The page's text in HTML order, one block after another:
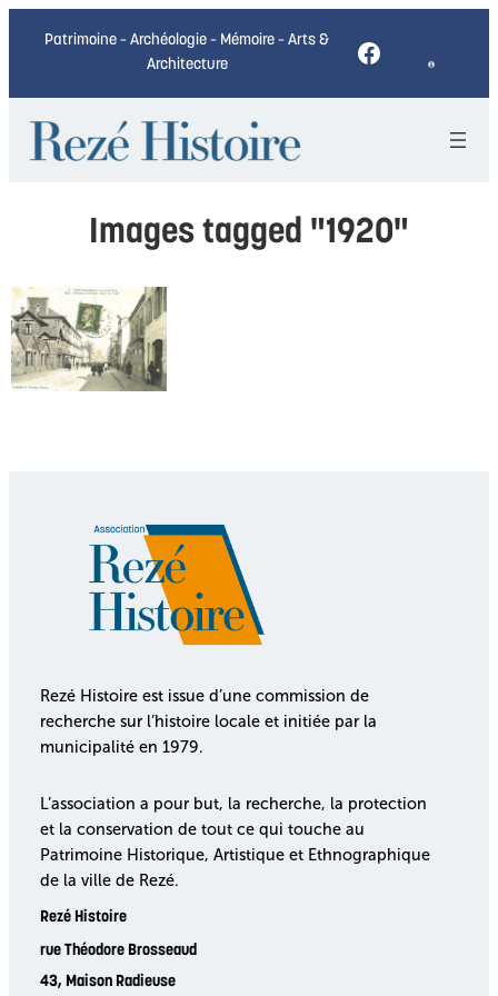
Patrimoine – Archéologie – Mémoire – Arts &
Architecture
Facebook
Images tagged "1920"
Rezé Histoire est issue d’une commission de
recherche sur l’histoire locale et initiée par la
municipalité en 1979.
L’association a pour but, la recherche, la protection
et la conservation de tout ce qui touche au
Patrimoine Historique, Artistique et Ethnographique
de la ville de Rezé.
Rezé Histoire
rue Théodore Brosseaud
43, Maison Radieuse